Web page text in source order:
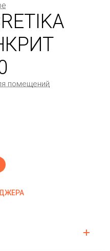
помещений